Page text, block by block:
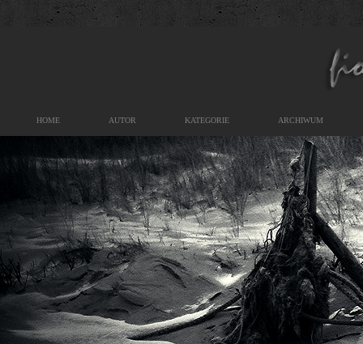
HOME AUTOR KATEGORIE ARCHIWUM